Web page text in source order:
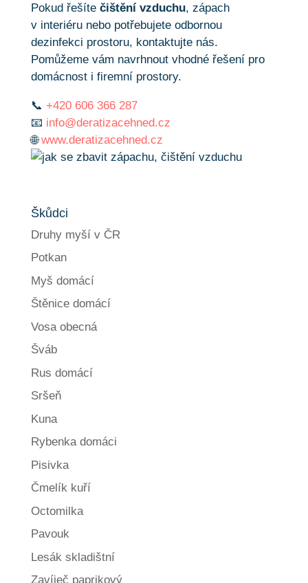
Pokud řešíte čištění vzduchu, zápach
v interiéru nebo potřebujete odbornou
dezinfekci prostoru, kontaktujte nás.
Pomůžeme vám navrhnout vhodné řešení pro
domácnost i firemní prostory.
📞 +420 606 366 287
📧 info@deratizacehned.cz
🌐www.deratizacehned.cz
Škůdci
Druhy myší v ČR
Potkan
Myš domácí
Štěnice domácí
Vosa obecná
Šváb
Rus domácí
Sršeň
Kuna
Rybenka domáci
Pisivka
Čmelík kuří
Octomilka
Pavouk
Lesák skladištní
Zavíječ paprikový